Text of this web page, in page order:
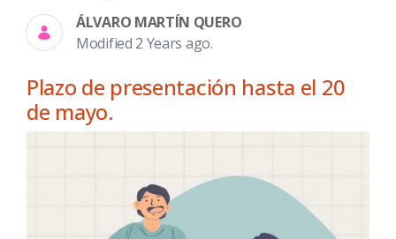
ÁLVARO MARTÍN QUERO
Modified 2 Years ago.
Plazo de presentación hasta el 20
de mayo.